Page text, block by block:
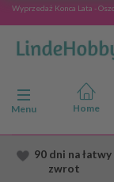
Wyprzedaż Konca Lata -
Przełącz nawigację
Menu
90 dni na łatwy
zwrot